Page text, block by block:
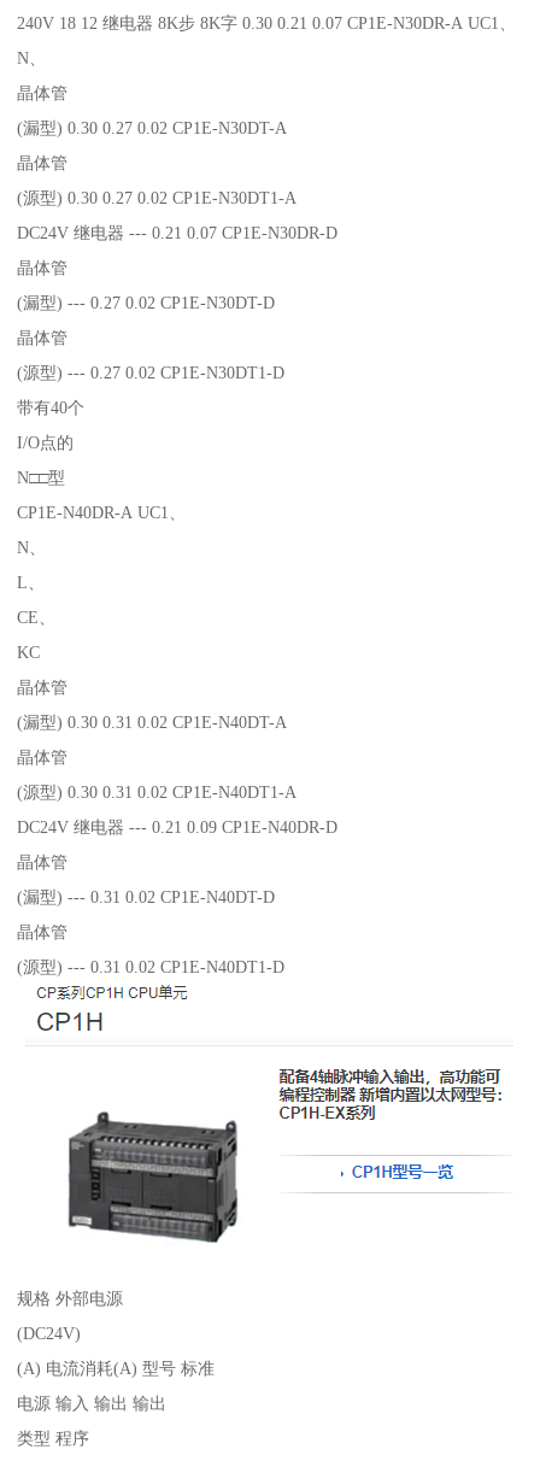
240V 18 12 继电器 8K步 8K字 0.30 0.21 0.07 CP1E-N30DR-A UC1、
N、
晶体管
(漏型) 0.30 0.27 0.02 CP1E-N30DT-A
晶体管
(源型) 0.30 0.27 0.02 CP1E-N30DT1-A
DC24V 继电器 --- 0.21 0.07 CP1E-N30DR-D
晶体管
(漏型) --- 0.27 0.02 CP1E-N30DT-D
晶体管
(源型) --- 0.27 0.02 CP1E-N30DT1-D
带有40个
I/O点的
N□□型
CP1E-N40DR-A UC1、
N、
L、
CE、
KC
晶体管
(漏型) 0.30 0.31 0.02 CP1E-N40DT-A
晶体管
(源型) 0.30 0.31 0.02 CP1E-N40DT1-A
DC24V 继电器 --- 0.21 0.09 CP1E-N40DR-D
晶体管
(漏型) --- 0.31 0.02 CP1E-N40DT-D
晶体管
(源型) --- 0.31 0.02 CP1E-N40DT1-D
规格 外部电源
(DC24V)
(A) 电流消耗(A) 型号 标准
电源 输入 输出 输出
类型 程序